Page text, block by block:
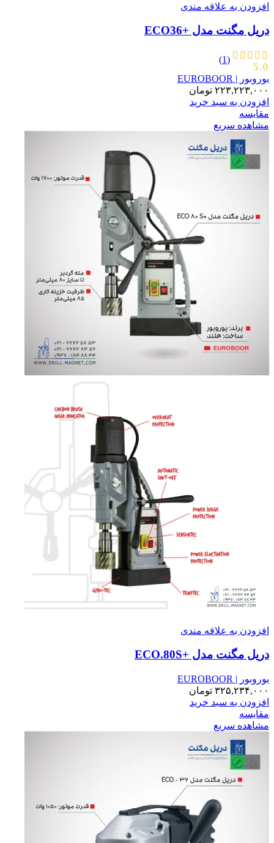
افزودن به علاقه مندی
دریل مگنت مدل +ECO36
5.0
(1)
یوروبور | EUROBOOR
۲۲۳,۲۲۳,۰۰۰ تومان
افزودن به سبد خرید
مقایسه
مشاهده سریع
افزودن به علاقه مندی
دریل مگنت مدل +ECO.80S
یوروبور | EUROBOOR
۳۲۵,۲۳۴,۰۰۰ تومان
افزودن به سبد خرید
مقایسه
مشاهده سریع